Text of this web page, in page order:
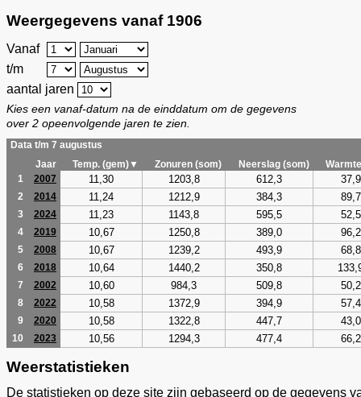
Weergegevens vanaf 1906
Vanaf
t/m
aantal jaren
Kies een vanaf-datum na de einddatum om de gegevens
over 2 opeenvolgende jaren te zien.
Data t/m 7 augustus
Jaar
Temp. (gem)▼ Zonuren (som) Neerslag (som)
1
2007 11,30 1203,8 612,3 37,9
2 2014 11,24 1212,9 384,3 89,7
3 2024 11,23 1143,8 595,5 52,5
4 2019 10,67 1250,8 389,0 96,2
5 2008 10,67 1239,2 493,9 68,8
6 2018 10,64 1440,2 350,8
7 2002 10,60 984,3 509,8 50,2
8 2022 10,58 1372,9 394,9 57,4
9 2020 10,58 1322,8 447,7 43,0
10 2023 10,56 1294,3 477,4 66,2
Weerstatistieken
De statistieken op deze site zijn gebaseerd op de gegevens